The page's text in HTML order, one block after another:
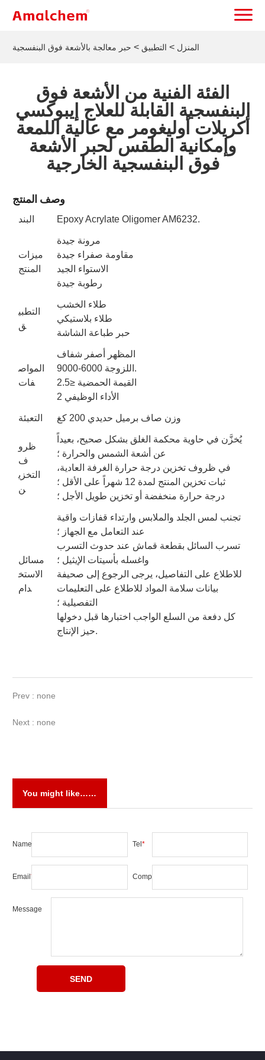
المنزل > التطبيق > حبر معالجة بالأشعة فوق البنفسجية
الفئة الفنية من الأشعة فوق
البنفسجية القابلة للعلاج إيبوكسي
أكريلات أوليغومر مع عالية اللمعة
وإمكانية الطقس لحبر الأشعة
فوق البنفسجية الخارجية
وصف المنتج
البند Epoxy Acrylate Oligomer AM6232.
ميزات
المنتج
مرونة جيدة
مقاومة صفراء جيدة
رطوبة جيدة
التطبي
ق
طلاء الخشب
طلاء بلاستيكي
حبر طباعة الشاشة
المواص
فات
المظهر أصفر شفاف
اللزوجة 6000-9000.
القيمة الحمضية ≤2.5
الأداء الوظيفي 2
التعبئة وزن صاف برميل حديدي 200 كغ
ظرو
ف
التخزي
ن
يُخزَّن في حاوية محكمة الغلق بشكل صحيح، بعيداً
عن أشعة الشمس والحرارة ؛
في ظروف تخزين درجة حرارة الغرفة العادية،
ثبات تخزين المنتج لمدة 12 شهراً على الأقل ؛
درجة حرارة منخفضة أو تخزين طويل الأجل ؛
مسائل
الاستخ
دام
تجنب لمس الجلد والملابس وارتداء قفازات واقية
عند التعامل مع الجهاز ؛
تسرب السائل بقطعة قماش عند حدوث التسرب
واغسله بأسيتات الإيثيل ؛
للاطلاع على التفاصيل، يرجى الرجوع إلى صحيفة
بيانات سلامة المواد للاطلاع على التعليمات
التفصيلية ؛
كل دفعة من السلع الواجب اختبارها قبل دخولها
حيز الإنتاج.
Prev : none
Next : none
You might like……
Name Tel *
Email * Company
Message